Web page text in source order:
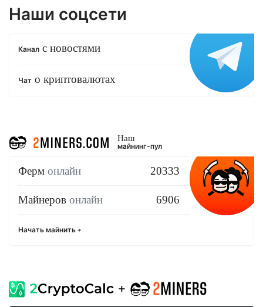
Наши соцсети
Канал с новостями
Чат о криптовалютах
Наш
майнинг-пул
Ферм онлайн 20333
Майнеров онлайн 6906
Начать майнить